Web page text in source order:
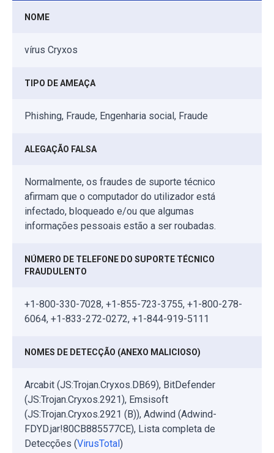
NOME
vírus Cryxos
TIPO DE AMEAÇA
Phishing, Fraude, Engenharia social, Fraude
ALEGAÇÃO FALSA
Normalmente, os fraudes de suporte técnico
afirmam que o computador do utilizador está
infectado, bloqueado e/ou que algumas
informações pessoais estão a ser roubadas.
NÚMERO DE TELEFONE DO SUPORTE TÉCNICO
FRAUDULENTO
+1-800-330-7028, +1-855-723-3755, +1-800-278-
6064, +1-833-272-0272, +1-844-919-5111
NOMES DE DETECÇÃO (ANEXO MALICIOSO)
Arcabit (JS:Trojan.Cryxos.DB69), BitDefender
(JS:Trojan.Cryxos.2921), Emsisoft
(JS:Trojan.Cryxos.2921 (B)), Adwind (Adwind-
FDYD.jar!80CB885577CE), Lista completa de
Detecções (VirusTotal)